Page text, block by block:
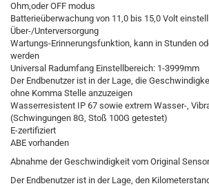
Ohm,oder OFF modus
Batterieüberwachung von 11,0 bis 15,0 Volt
Über-/Unterversorgung
Wartungs-Erinnerungsfunktion, kann in Stunden
werden
Universal Radumfang Einstellbereich: 1-3999mm
Der Endbenutzer ist in der Lage, die
ohne Komma Stelle anzuzeigen
Wasserresistent IP 67 sowie extrem Wasser-,
(Schwingungen 8G, Stoß 100G getestet)
E-zertifiziert
ABE vorhanden
Abnahme der Geschwindigkeit vom Original
Der Endbenutzer ist in der Lage, den